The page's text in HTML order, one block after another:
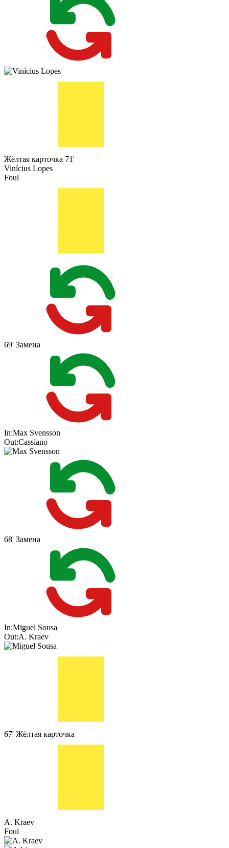
Жёлтая карточка 71'
Vinícius Lopes
Foul
69' Замена
In:Max Svensson
Out:Cassiano
68' Замена
In:Miguel Sousa
Out:A. Kraev
67' Жёлтая карточка
A. Kraev
Foul